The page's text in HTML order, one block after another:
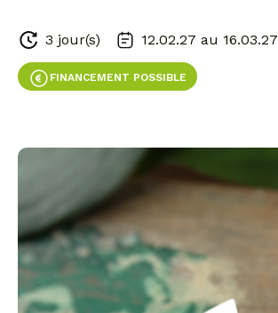
3 jour(s) 12.02.27 au 16.03.27
FINANCEMENT POSSIBLE